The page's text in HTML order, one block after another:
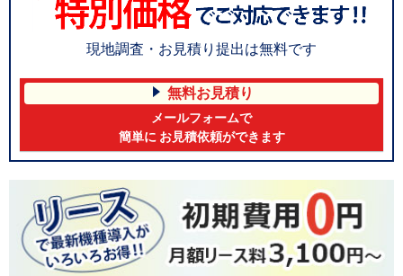
現地調査・お見積り提出は無料です
無料お見積り
メールフォームで
簡単に お見積依頼ができます